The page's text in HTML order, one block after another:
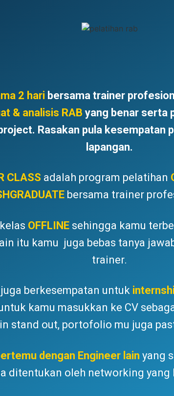
2 hari bersama trainer
& analisis RAB yang benar serta
Rasakan pula kesempatan
lapangan.
CLASS adalah program pelatihan
bersama trainer
OFFLINEsehingga kamu
itu kamu juga bebas tanya
trainer.
berkesempatan untuk
kamu masukkan ke CV
stand out, portofolio mu juga
dengan Engineer lain yang
ditentukan oleh networking yang